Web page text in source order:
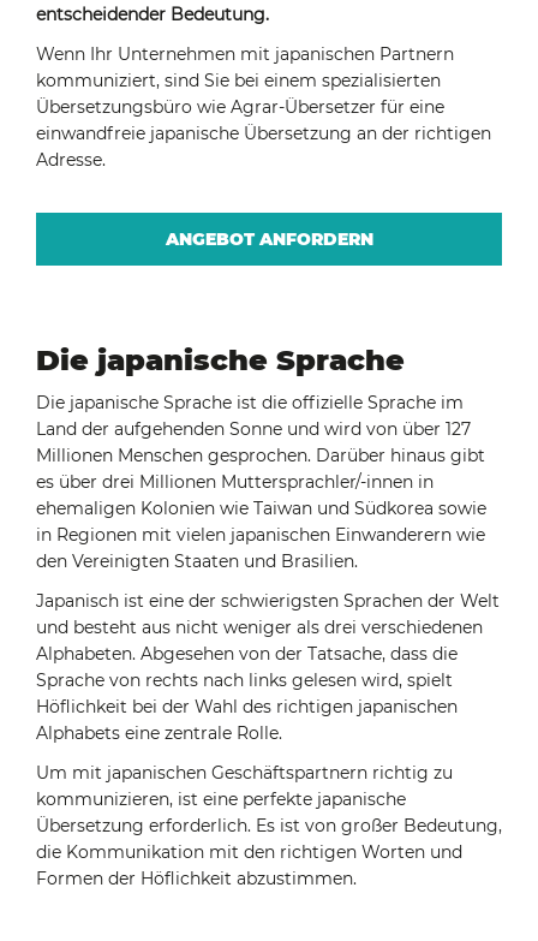
entscheidender Bedeutung.
Wenn Ihr Unternehmen mit japanischen Partnern
kommuniziert, sind Sie bei einem spezialisierten
Übersetzungsbüro wie Agrar-Übersetzer für eine
einwandfreie japanische Übersetzung an der richtigen
Adresse.
ANGEBOT ANFORDERN
Die japanische Sprache
Die japanische Sprache ist die offizielle Sprache im
Land der aufgehenden Sonne und wird von über 127
Millionen Menschen gesprochen. Darüber hinaus gibt
es über drei Millionen Muttersprachler/-innen in
ehemaligen Kolonien wie Taiwan und Südkorea sowie
in Regionen mit vielen japanischen Einwanderern wie
den Vereinigten Staaten und Brasilien.
Japanisch ist eine der schwierigsten Sprachen der Welt
und besteht aus nicht weniger als drei verschiedenen
Alphabeten. Abgesehen von der Tatsache, dass die
Sprache von rechts nach links gelesen wird, spielt
Höflichkeit bei der Wahl des richtigen japanischen
Alphabets eine zentrale Rolle.
Um mit japanischen Geschäftspartnern richtig zu
kommunizieren, ist eine perfekte japanische
Übersetzung erforderlich. Es ist von großer Bedeutung,
die Kommunikation mit den richtigen Worten und
Formen der Höflichkeit abzustimmen.